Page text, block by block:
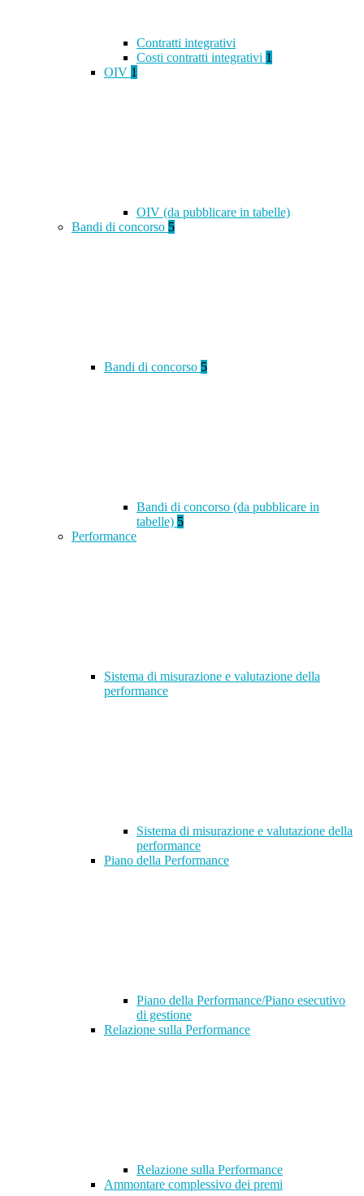
Contratti integrativi
Costi contratti integrativi 1
OIV 1
OIV (da pubblicare in tabelle)
Bandi di concorso 5
Bandi di concorso 5
Bandi di concorso (da pubblicare in
tabelle) 5
Performance
Sistema di misurazione e valutazione della
performance
Sistema di misurazione e valutazione della
performance
Piano della Performance
Piano della Performance/Piano esecutivo
di gestione
Relazione sulla Performance
Relazione sulla Performance
Ammontare complessivo dei premi